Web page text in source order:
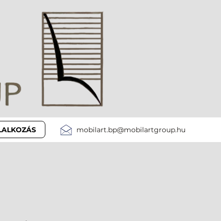
mobilart.bp@mobilartgroup.hu